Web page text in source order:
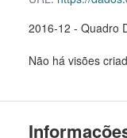
2016-12 - Quadro
Não há visões